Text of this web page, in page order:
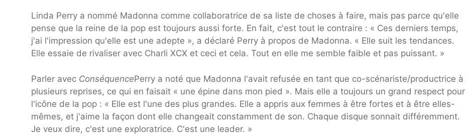
Linda Perry a nommé Madonna comme collaboratrice de sa liste de choses à faire, mais pas parce qu'elle
pense que la reine de la pop est toujours aussi forte. En fait, c'est tout le contraire : « Ces derniers temps,
j'ai l'impression qu'elle est une adepte », a déclaré Perry à propos de Madonna. « Elle suit les tendances.
Elle essaie de rivaliser avec Charli XCX et ceci et cela. Tout en elle me semble faible et pas puissant. »
Parler avec ConséquencePerry a noté que Madonna l'avait refusée en tant que co-scénariste/productrice à
plusieurs reprises, ce qui en faisait « une épine dans mon pied ». Mais elle a toujours un grand respect pour
l'icône de la pop : « Elle est l'une des plus grandes. Elle a appris aux femmes à être fortes et à être elles-
mêmes, et j'aime la façon dont elle changeait constamment de son. Chaque disque sonnait différemment.
Je veux dire, c'est une exploratrice. C'est une leader. »